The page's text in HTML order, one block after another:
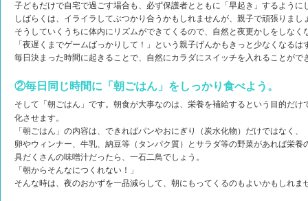
子どもだけで自宅で過ごす場合も、必ず保護者とともに「早起き」するように
しばらくは、イライラしてぶつかり合うかもしれませんが、親子で頑張りまし
そうしていくうちに体内にリズムができてくるので、自然と夜更かしをしなく
「夜遅くまでゲームばっかりして！」という親子げんかもきっと少なくなるは
毎日決まった時間に起きることで、自然にカラダにスイッチを入れることがで
②毎日同じ時間に「朝ごはん」をしっかり食べよう。
そして「朝ごはん」です。朝食が大事なのは、栄養を補給するという目的だ
化させます。
「朝ごはん」の内容は、できればパンやおにぎり（炭水化物）だけではなく、
卵やウィンナー、牛乳、納豆等（タンパク質）とサラダ等の野菜があれば栄養
具だくさんの味噌汁だったら、一石二鳥でしょう。
「朝からそんなにつくれない！」
そんな時は、夜のおかずを一品減らして、朝にもってくるのもよいかもしれま